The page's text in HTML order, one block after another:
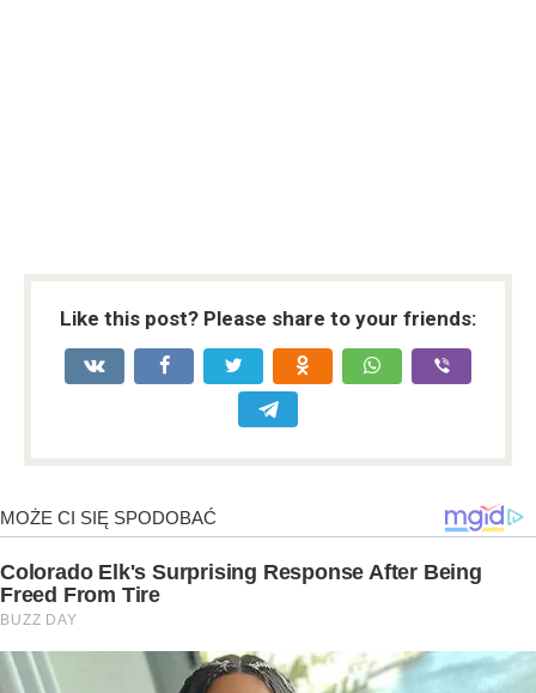
Like this post? Please share to your friends: